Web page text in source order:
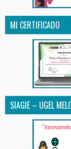
MI CERTIFICADO
SIAGIE – UGEL